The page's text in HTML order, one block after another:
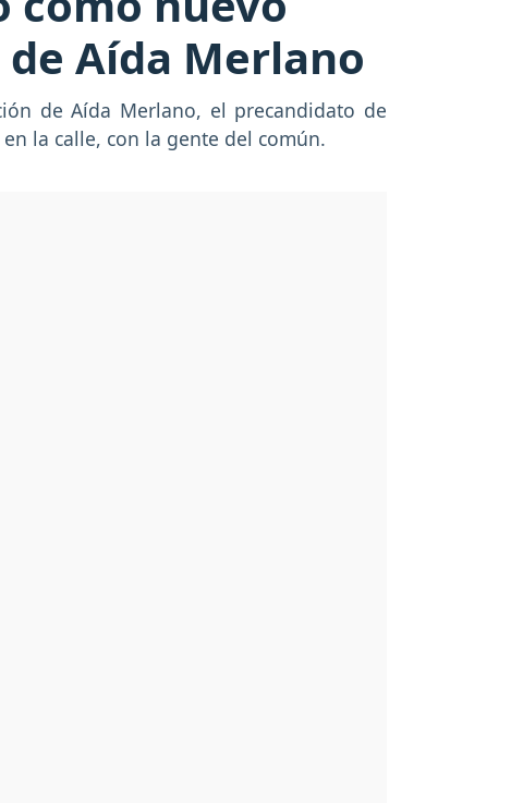
Aída Merlano
de Aída Merlano, el precandidato de
la calle, con la gente del común.